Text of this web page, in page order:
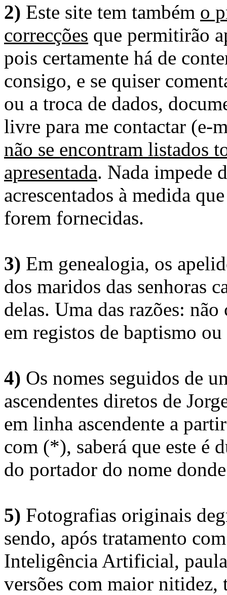
2) Este site tem também o
correcções que permitirão
pois certamente há de
consigo, e se quiser
ou a troca de dados,
livre para me contactar (e-
não se encontram listados
apresentada. Nada impede
acrescentados à medida
forem fornecidas.
3) Em genealogia, os
dos maridos das senhoras
delas. Uma das razões:
em registos de baptismo
4) Os nomes seguidos de
ascendentes diretos de
em linha ascendente a
com (*), saberá que este é
do portador do nome
5) Fotografias originais
sendo, após tratamento
Inteligência Artificial,
versões com maior nitidez,